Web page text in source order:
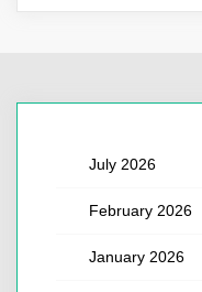
July 2026
February 2026
January 2026